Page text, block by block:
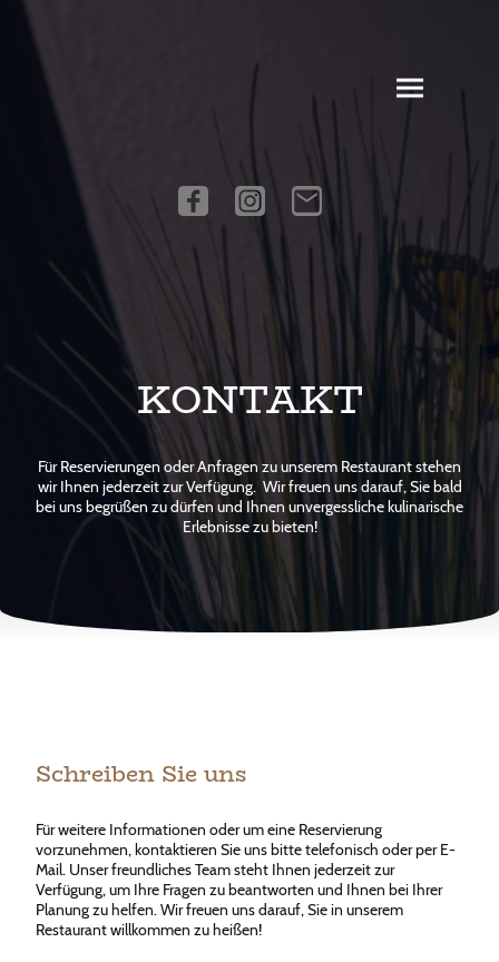
KONTAKT
Für Reservierungen oder Anfragen zu unserem Restaurant stehen
wir Ihnen jederzeit zur Verfügung. Wir freuen uns darauf, Sie bald
bei uns begrüßen zu dürfen und Ihnen unvergessliche kulinarische
Erlebnisse zu bieten!
Schreiben Sie uns
Für weitere Informationen oder um eine Reservierung
vorzunehmen, kontaktieren Sie uns bitte telefonisch oder per E-
Mail. Unser freundliches Team steht Ihnen jederzeit zur
Verfügung, um Ihre Fragen zu beantworten und Ihnen bei Ihrer
Planung zu helfen. Wir freuen uns darauf, Sie in unserem
Restaurant willkommen zu heißen!